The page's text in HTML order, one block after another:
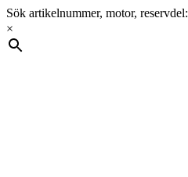
Sök artikelnummer, motor, reservdel:
×